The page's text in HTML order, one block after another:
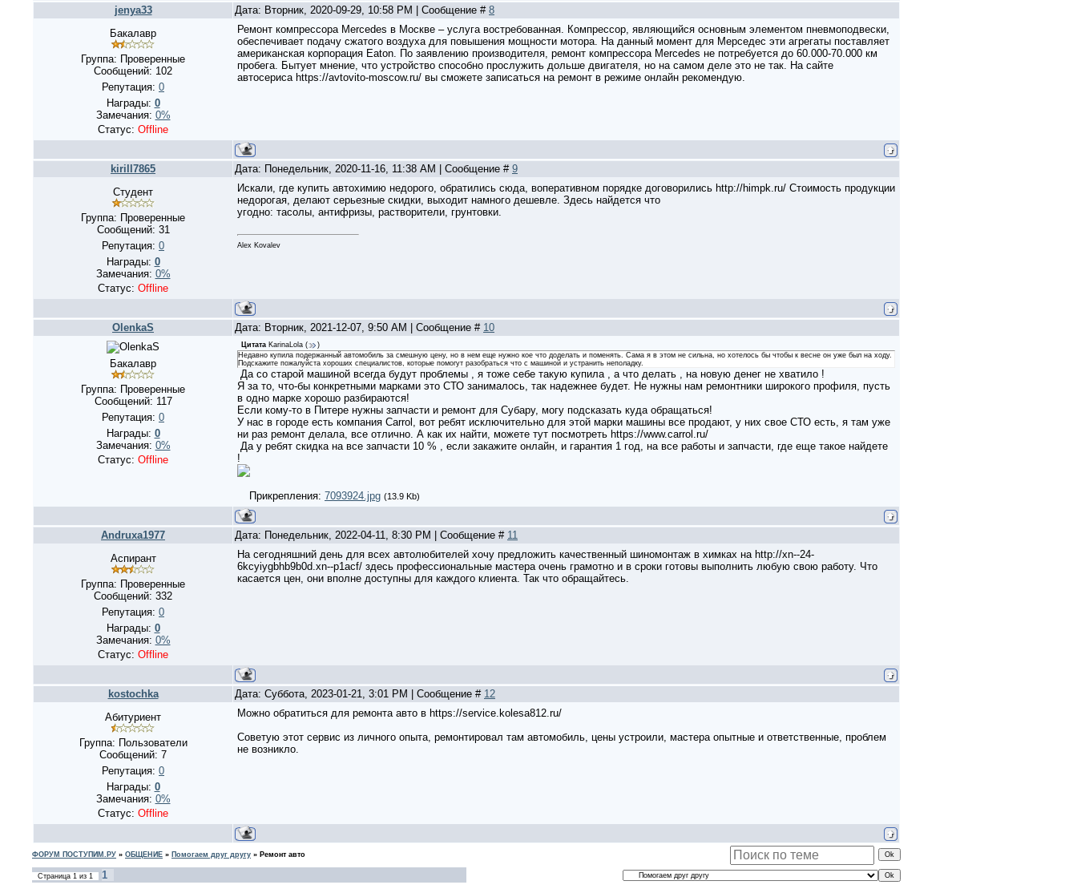
jenya33 Дата: Вторник, 2020-09-29, 10:58 PM | Сообщение # 8
Бакалавр
Группа: Проверенные
Сообщений: 102
Репутация: 0
Награды: 0
Замечания: 0%
Статус: Offline
Ремонт компрессора Mercedes в Москве – услуга востребованная. Компрессор, являющийся основным элементом пневмоподвески,
обеспечивает подачу сжатого воздуха для повышения мощности мотора. На данный момент для Мерседес эти агрегаты поставляет
американская корпорация Eaton. По заявлению производителя, ремонт компрессора Mercedes не потребуется до 60.000-70.000 км
пробега. Бытует мнение, что устройство способно прослужить дольше двигателя, но на самом деле это не так. На сайте
автосериса https://avtovito-moscow.ru/ вы сможете записаться на ремонт в режиме онлайн рекомендую.
kirill7865 Дата: Понедельник, 2020-11-16, 11:38 AM | Сообщение # 9
Студент
Группа: Проверенные
Сообщений: 31
Репутация: 0
Награды: 0
Замечания: 0%
Статус: Offline
Искали, где купить автохимию недорого, обратились сюда, воперативном порядке договорились http://himpk.ru/ Стоимость продукции
недорогая, делают серьезные скидки, выходит намного дешевле. Здесь найдется что
угодно: тасолы, антифризы, растворители, грунтовки.
Alex Kovalev
OlenkaS Дата: Вторник, 2021-12-07, 9:50 AM | Сообщение # 10
Бакалавр
Группа: Проверенные
Сообщений: 117
Репутация: 0
Награды: 0
Замечания: 0%
Статус: Offline
Цитата KarinaLola (
)
Недавно купила подержанный автомобиль за смешную цену, но в нем еще нужно кое что доделать и поменять. Сама я в этом не сильна, но хотелось бы чтобы к весне он уже был на ходу.
Подскажите пожалуйста хороших специалистов, которые помогут разобраться что с машиной и устранить неполадку.
Да со старой машиной всегда будут проблемы , я тоже себе такую купила , а что делать , на новую денег не хватило !
Я за то, что-бы конкретными марками это СТО занималось, так надежнее будет. Не нужны нам ремонтники широкого профиля, пусть
в одно марке хорошо разбираются!
Если кому-то в Питере нужны запчасти и ремонт для Субару, могу подсказать куда обращаться!
У нас в городе есть компания Carrol, вот ребят исключительно для этой марки машины все продают, у них свое СТО есть, я там уже
ни раз ремонт делала, все отлично. А как их найти, можете тут посмотреть https://www.carrol.ru/
Да у ребят скидка на все запчасти 10 % , если закажите онлайн, и гарантия 1 год, на все работы и запчасти, где еще такое найдете
!
Прикрепления: 7093924.jpg (13.9 Kb)
Andruxa1977 Дата: Понедельник, 2022-04-11, 8:30 PM | Сообщение # 11
Аспирант
Группа: Проверенные
Сообщений: 332
Репутация: 0
Награды: 0
Замечания: 0%
Статус: Offline
На сегодняшний день для всех автолюбителей хочу предложить качественный шиномонтаж в химках на http://xn--24-
6kcyiygbhb9b0d.xn--p1acf/ здесь профессиональные мастера очень грамотно и в сроки готовы выполнить любую свою работу. Что
касается цен, они вполне доступны для каждого клиента. Так что обращайтесь.
kostochka Дата: Суббота, 2023-01-21, 3:01 PM | Сообщение # 12
Абитуриент
Группа: Пользователи
Сообщений: 7
Репутация: 0
Награды: 0
Замечания: 0%
Статус: Offline
Можно обратиться для ремонта авто в https://service.kolesa812.ru/
Советую этот сервис из личного опыта, ремонтировал там автомобиль, цены устроили, мастера опытные и ответственные, проблем
не возникло.
ФОРУМ ПОСТУПИМ.РУ » ОБЩЕНИЕ » Помогаем друг другу » Ремонт авто
Страница 1 из 1 1